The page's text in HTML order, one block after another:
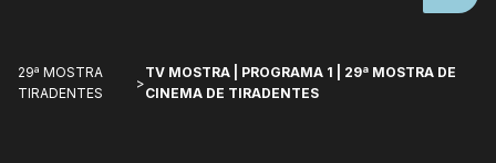
29ª MOSTRA
TIRADENTES
>
TV MOSTRA | PROGRAMA 1 | 29ª MOSTRA DE
CINEMA DE TIRADENTES